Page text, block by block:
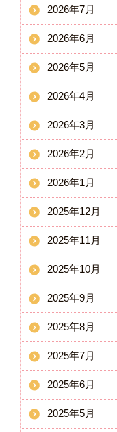
2026年7月
2026年6月
2026年5月
2026年4月
2026年3月
2026年2月
2026年1月
2025年12月
2025年11月
2025年10月
2025年9月
2025年8月
2025年7月
2025年6月
2025年5月